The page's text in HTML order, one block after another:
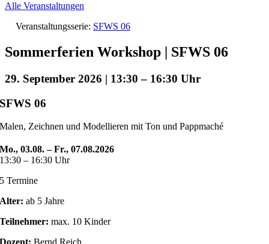
Alle Veranstaltungen
Veranstaltungsserie: SFWS 06
Sommerferien Workshop | SFWS 06
29. September 2026 | 13:30 – 16:30
SFWS 06
Malen, Zeichnen und Modellieren mit Ton und Pappmaché
Mo., 03.08. – Fr., 07.08.2026
13:30 – 16:30 Uhr
5 Termine
Alter: ab 5 Jahre
Teilnehmer: max. 10 Kinder